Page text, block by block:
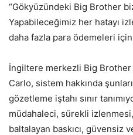
“Gökyüzündeki Big Brother
Yapabileceğimiz her hatayı
daha fazla para ödemeleri
İngiltere merkezli Big Brother
Carlo, sistem hakkında
gözetleme iştahı sınır
müdahaleci, sürekli
baltalayan baskıcı, güvensiz